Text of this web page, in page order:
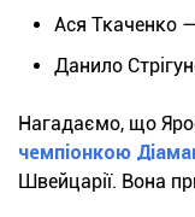
Ася Ткаченко
Данило
Нагадаємо, що
чемпіонкою
Швейцарії. Вона